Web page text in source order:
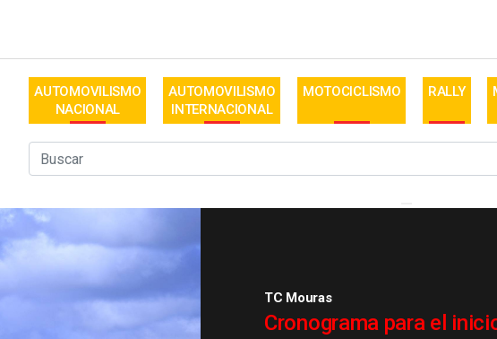
AUTOMOVILISMO
NACIONAL
AUTOMOVILISMO
INTERNACIONAL
MOTOCICLISMO RALLY
TC Mouras
Cronograma para el